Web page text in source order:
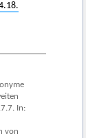
In:
von